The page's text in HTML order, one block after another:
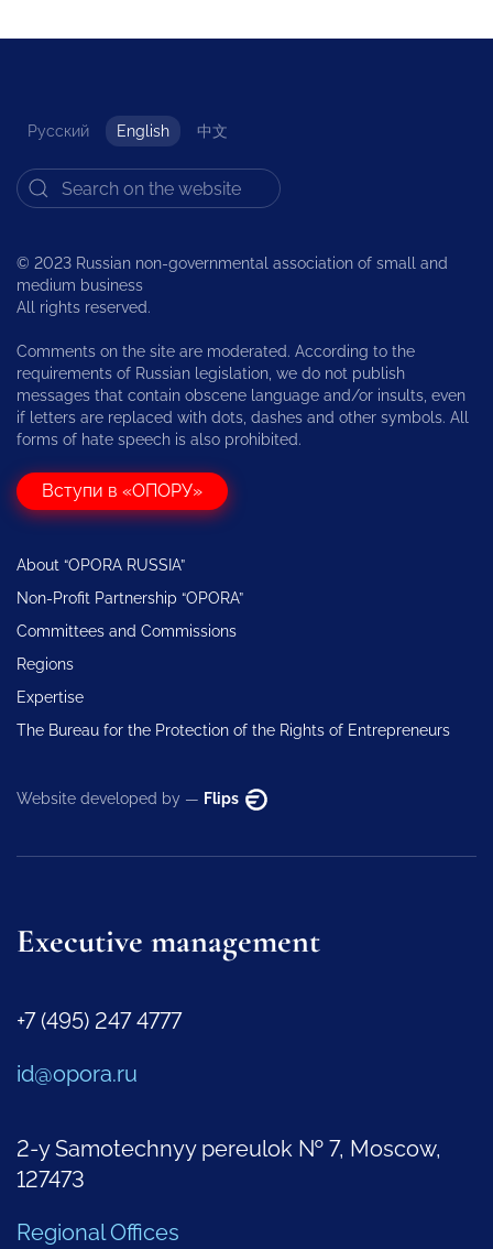
Русский English 中文
© 2023 Russian non-governmental association of small and
medium business
All rights reserved.
Comments on the site are moderated. According to the
requirements of Russian legislation, we do not publish
messages that contain obscene language and/or insults, even
if letters are replaced with dots, dashes and other symbols. All
forms of hate speech is also prohibited.
Вступи в «ОПОРУ»
About “OPORA RUSSIA”
Non-Profit Partnership “OPORA”
Committees and Commissions
Regions
Expertise
The Bureau for the Protection of the Rights of Entrepreneurs
Website developed by — Flips
Executive management
+7 (495) 247 4777
id@opora.ru
2-y Samotechnyy pereulok № 7, Moscow,
127473
Regional Offices